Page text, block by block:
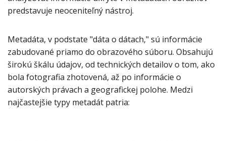
predstavuje neoceniteľný nástroj.
Metadáta, v podstate "dáta o dátach," sú informácie
zabudované priamo do obrazového súboru. Obsahujú
širokú škálu údajov, od technických detailov o tom, ako
bola fotografia zhotovená, až po informácie o
autorských právach a geografickej polohe. Medzi
najčastejšie typy metadát patria: